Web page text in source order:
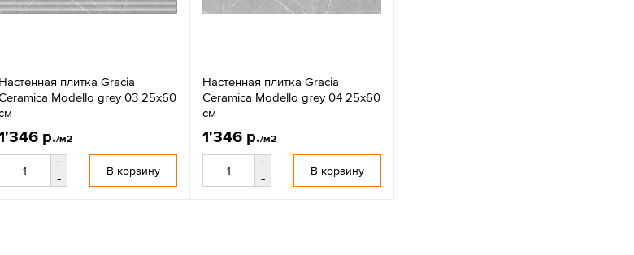
Настенная плитка Gracia
Modello grey 03 25x60
р./м2
+
-
В корзину
Настенная плитка Gracia
Ceramica Modello grey 04 25x60
см
1'346 р./м2
+
-
В корзину